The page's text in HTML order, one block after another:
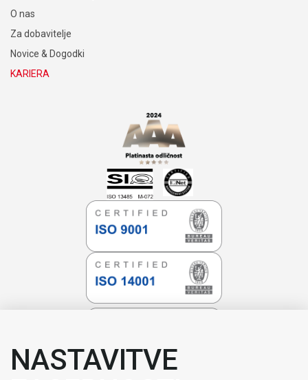
O nas
Za dobavitelje
Novice & Dogodki
KARIERA
NASTAVITVE